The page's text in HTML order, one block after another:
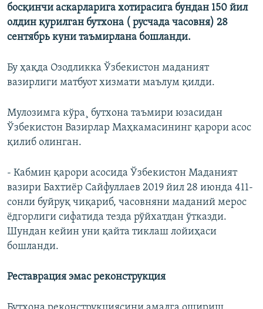
босқинчи аскарларига хотирасига бундан 150 йил
олдин қурилган бутхона ( русчада часовня) 28
сентябрь куни таъмирлана бошланди.
Бу ҳақда Озодликка Ўзбекистон маданият
вазирлиги матбуот хизмати маълум қилди.
Мулозимга кўра¸ бутхона таъмири юзасидан
Ўзбекистон Вазирлар Маҳкамасининг қарори асос
қилиб олинган.
- Кабмин қарори асосида Ўзбекистон Маданият
вазири Бахтиëр Сайфуллаев 2019 йил 28 июнда 411-
сонли буйруқ чиқариб, часовняни маданий мерос
ёдгорлиги сифатида тезда рўйхатдан ўтказди.
Шундан кейин уни қайта тиклаш лойиҳаси
бошланди.
Реставрация эмас реконструкция